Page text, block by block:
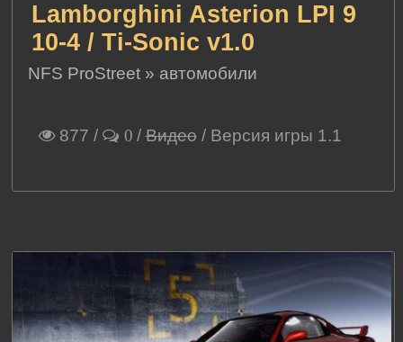
Lamborghini Asterion LPI 9
10-4 / Ti-Sonic v1.0
NFS ProStreet » автомобили
877 / 0 /Видео/ Версия игры 1.1